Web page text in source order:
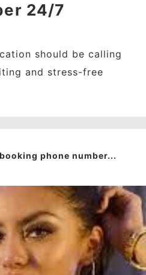
24/7
should be calling
and stress-free
phone number...